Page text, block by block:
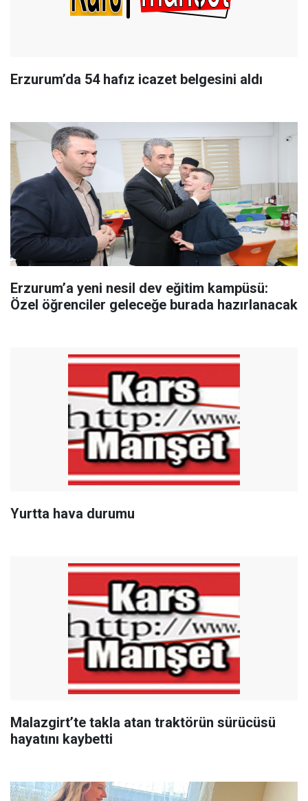
Erzurum’da 54 hafız icazet belgesini aldı
Erzurum’a yeni nesil dev eğitim kampüsü:
Özel öğrenciler geleceğe burada hazırlanacak
Yurtta hava durumu
Malazgirt’te takla atan traktörün sürücüsü
hayatını kaybetti